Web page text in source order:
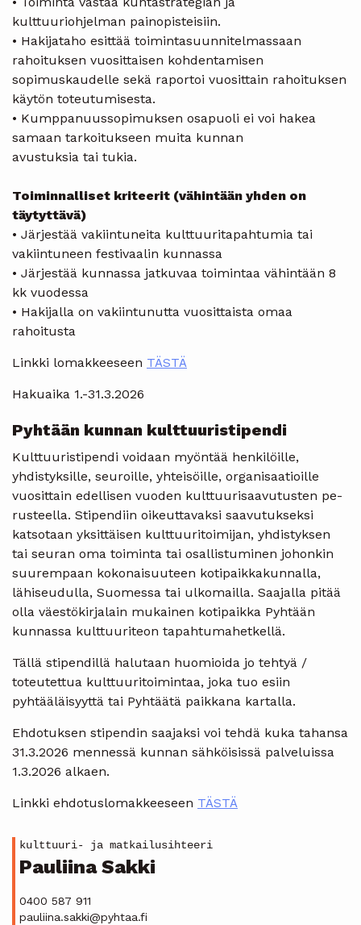
kulttuuriohjelman painopisteisiin.
• Hakijataho esittää toimintasuunnitelmassaan
rahoituksen vuosittaisen kohdentamisen
sopimuskaudelle sekä raportoi vuosittain rahoituksen
käytön toteutumisesta.
• Kumppanuussopimuksen osapuoli ei voi hakea
samaan tarkoitukseen muita kunnan
avustuksia tai tukia.
Toiminnalliset kriteerit (vähintään yhden on
täytyttävä)
• Järjestää vakiintuneita kulttuuritapahtumia tai
vakiintuneen festivaalin kunnassa
• Järjestää kunnassa jatkuvaa toimintaa vähintään 8
kk vuodessa
• Hakijalla on vakiintunutta vuosittaista omaa
rahoitusta
Linkki lomakkeeseen TÄSTÄ
Hakuaika 1.-31.3.2026
Pyhtään kunnan kulttuuristipendi
Kulttuuristipendi voidaan myöntää henkilöille,
yhdistyksille, seuroille, yh­tei­söil­le, organisaatioille
vuosittain edellisen vuoden kulttuurisaavutusten pe­
rus­teel­la. Stipendiin oikeuttavaksi saavutukseksi
katsotaan yksittäisen kult­tuu­ri­toi­mi­jan, yhdistyksen
tai seuran oma toiminta tai osallistuminen jo­hon­kin
suurempaan kokonaisuuteen kotipaikkakunnalla,
lähiseudulla, Suo­mes­sa tai ulkomailla. Saajalla pitää
olla väes­tö­kir­ja­lain mukainen kotipaikka Pyhtään
kunnassa kulttuuriteon ta­pah­tu­ma­het­kel­lä.
Tällä stipendillä halutaan huomioida jo tehtyä /
toteutettua kulttuuritoimintaa, joka tuo esiin
pyhtääläisyyttä tai Pyhtäätä paikkana kartalla.
Ehdotuksen stipendin saajaksi voi tehdä kuka tahansa
31.3.2026 mennessä kunnan sähköisissä palveluissa
1.3.2026 alkaen.
Linkki ehdotuslomakkeeseen TÄSTÄ
kulttuuri- ja matkailusihteeri
Pauliina Sakki
0400 587 911
pauliina.sakki@pyhtaa.fi